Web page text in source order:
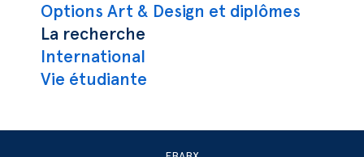
Options Art & Design et diplômes
La recherche
International
Vie étudiante